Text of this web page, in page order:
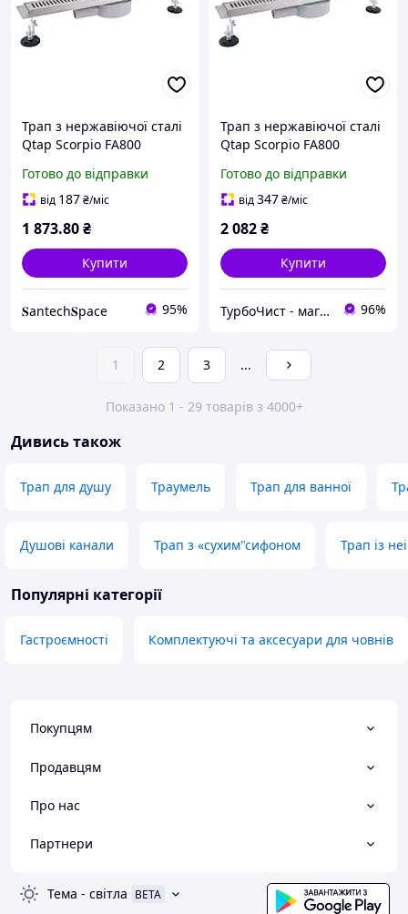
Трап з нержавіючої сталі
Qtap Scorpio FA800
сифон/сухий затвор)
Готово до відправки
від 187₴/міс
1 873.80₴
Купити
𝐒antech𝐒pace 95%
Трап з нержавіючої сталі
Qtap Scorpio FA800
сифон/сухий затвор)
Готово до відправки
від347₴/міс
2 082₴
Купити
ТурбоЧист - магазин сантехніки 96%
1 2 3 ...
Показано 1 - 29 товарів з 4000+
Дивись також
Трап для душу Траумель Трап для ванної
Душові канали Трап з «сухим"сифоном Трап із
Популярні категорії
Гастроємності Комплектуючі та аксесуари для човнів
Покупцям
Продавцям
Про нас
Партнери
Тема - світла BETA